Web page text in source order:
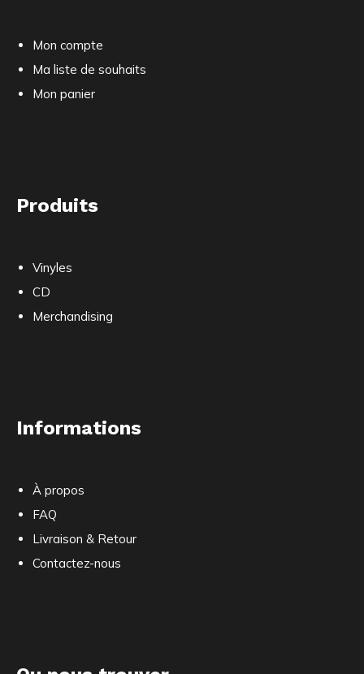
Mon compte
Ma liste de souhaits
Mon panier
Produits
Vinyles
CD
Merchandising
Informations
À propos
FAQ
Livraison & Retour
Contactez-nous